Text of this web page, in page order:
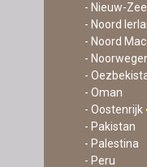
- Nieuw-
- Noord
- Noord
-
-
- Oman
- Oostenrijk
- Pakistan
- Palestina
- Peru